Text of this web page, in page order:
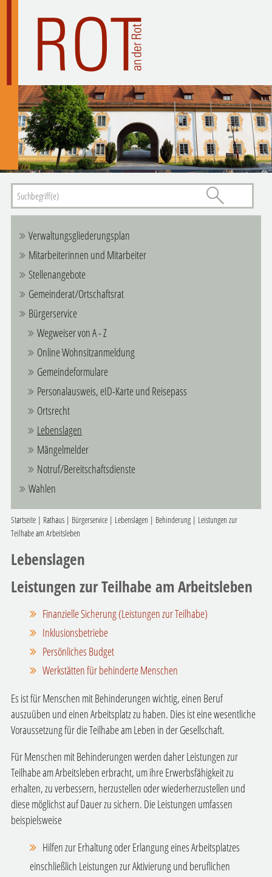
Verwaltungsgliederungsplan
Mitarbeiterinnen und Mitarbeiter
Stellenangebote
Gemeinderat/Ortschaftsrat
Bürgerservice
Wegweiser von A - Z
Online Wohnsitzanmeldung
Gemeindeformulare
Personalausweis, eID-Karte und Reisepass
Ortsrecht
Lebenslagen
Mängelmelder
Notruf/Bereitschaftsdienste
Wahlen
Startseite| Rathaus| Bürgerservice| Lebenslagen | Behinderung| Leistungen zur
Teilhabe am Arbeitsleben
Lebenslagen
Leistungen zur Teilhabe am Arbeitsleben
Finanzielle Sicherung (Leistungen zur Teilhabe)
Inklusionsbetriebe
Persönliches Budget
Werkstätten für behinderte Menschen
Es ist für Menschen mit Behinderungen wichtig, einen Beruf
auszuüben und einen Arbeitsplatz zu haben. Dies ist eine wesentliche
Voraussetzung für die Teilhabe am Leben in der Gesellschaft.
Für Menschen mit Behinderungen werden daher Leistungen zur
Teilhabe am Arbeitsleben erbracht, um ihre Erwerbsfähigkeit zu
erhalten, zu verbessern, herzustellen oder wiederherzustellen und
diese möglichst auf Dauer zu sichern. Die Leistungen umfassen
beispielsweise
Hilfen zur Erhaltung oder Erlangung eines Arbeitsplatzes
einschließlich Leistungen zur Aktivierung und beruflichen